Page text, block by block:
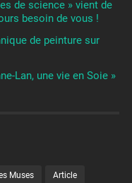
de science » vient de
besoin de vous !
de peinture sur
Lan, une vie en Soie »
Muses Article